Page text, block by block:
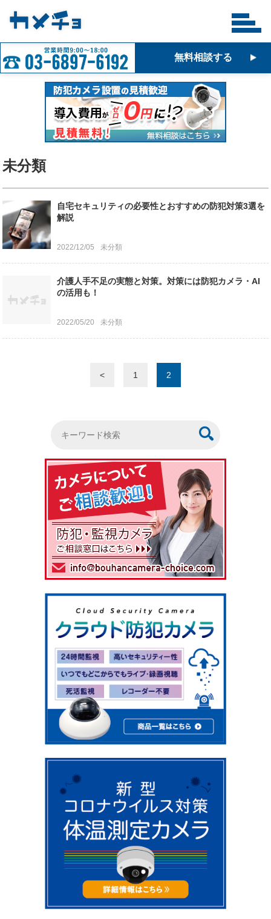
無料相談する
未分類
自宅セキュリティの必要性とおすすめの防犯対策3選を
解説
2022/12/05 未分類
介護人手不足の実態と対策。対策には防犯カメラ・AI
の活用も！
2022/05/20 未分類
< 1 2